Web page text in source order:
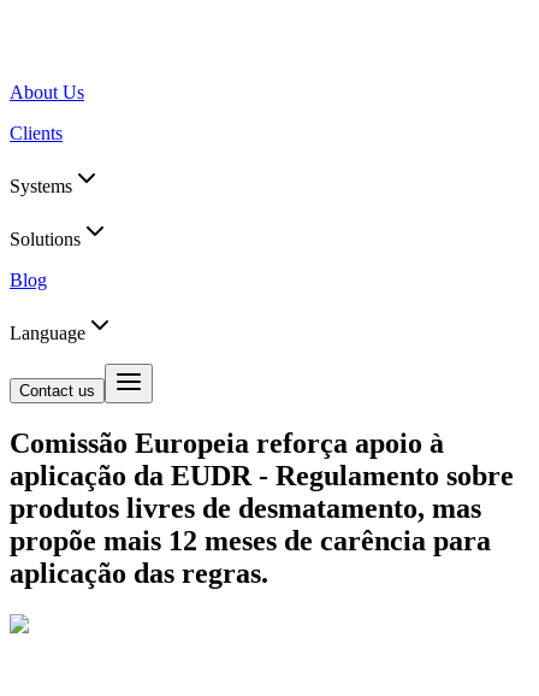
About Us
Clients
Systems
Solutions
Blog
Language
Contact us
Comissão Europeia reforça apoio à
aplicação da EUDR - Regulamento sobre
produtos livres de desmatamento, mas
propõe mais 12 meses de carência para
aplicação das regras.